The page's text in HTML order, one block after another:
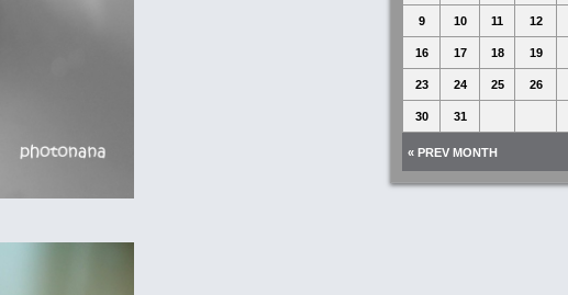
9 10 11 12
16 17 18 19
23 24 25 26
30 31
« PREV MONTH